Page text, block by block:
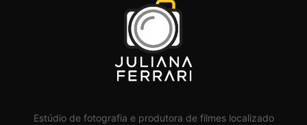
Estúdio de fotografia e produtora de filmes localizado